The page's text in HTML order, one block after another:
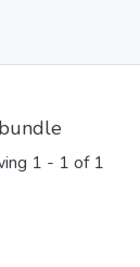
1 - 1 of 1